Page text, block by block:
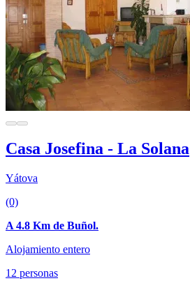
Casa Josefina - La Solana
Yátova
(0)
A 4.8 Km de Buñol.
Alojamiento entero
12 personas